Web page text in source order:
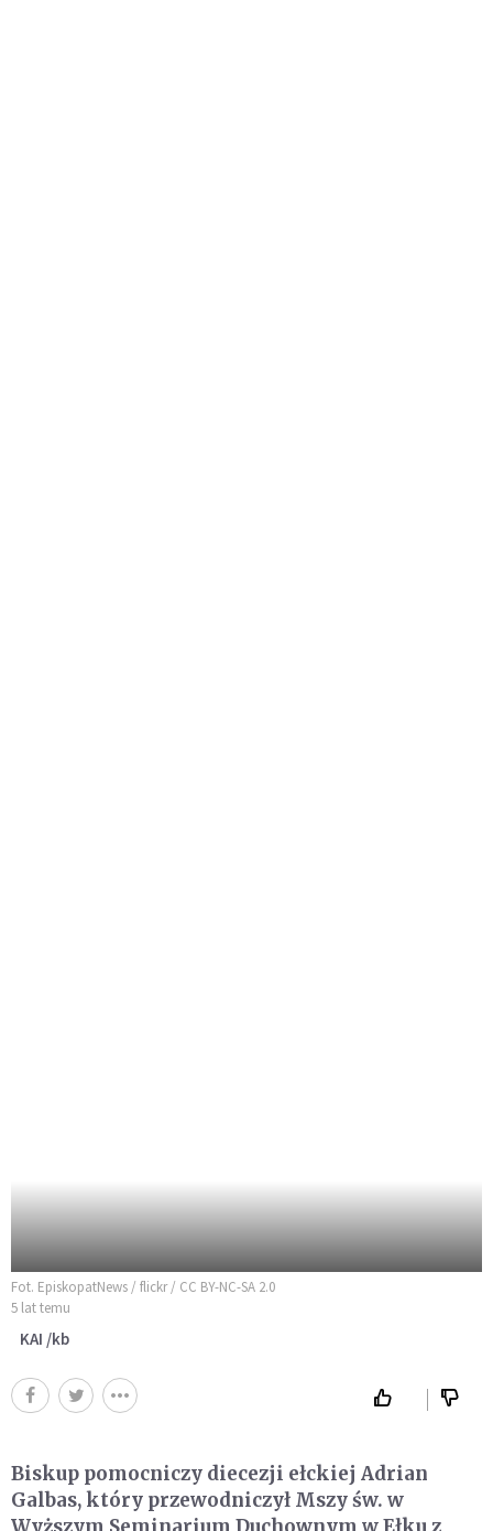
Fot. EpiskopatNews / flickr / CC BY-NC-SA 2.0
5 lat temu
KAI /kb
Biskup pomocniczy diecezji ełckiej Adrian
Galbas, który przewodniczył Mszy św. w